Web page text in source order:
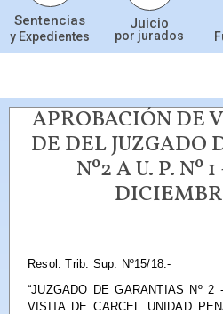
Sentencias
y Expedientes
Juicio
por jurados
APROBACIÓN DE
DE DEL JUZGADO
Nº2 A U. P. Nº
Resol. Trib. Sup. Nº15/18.-
“JUZGADO DE GARANTIAS Nº 2
VISITA DE CARCEL UNIDAD